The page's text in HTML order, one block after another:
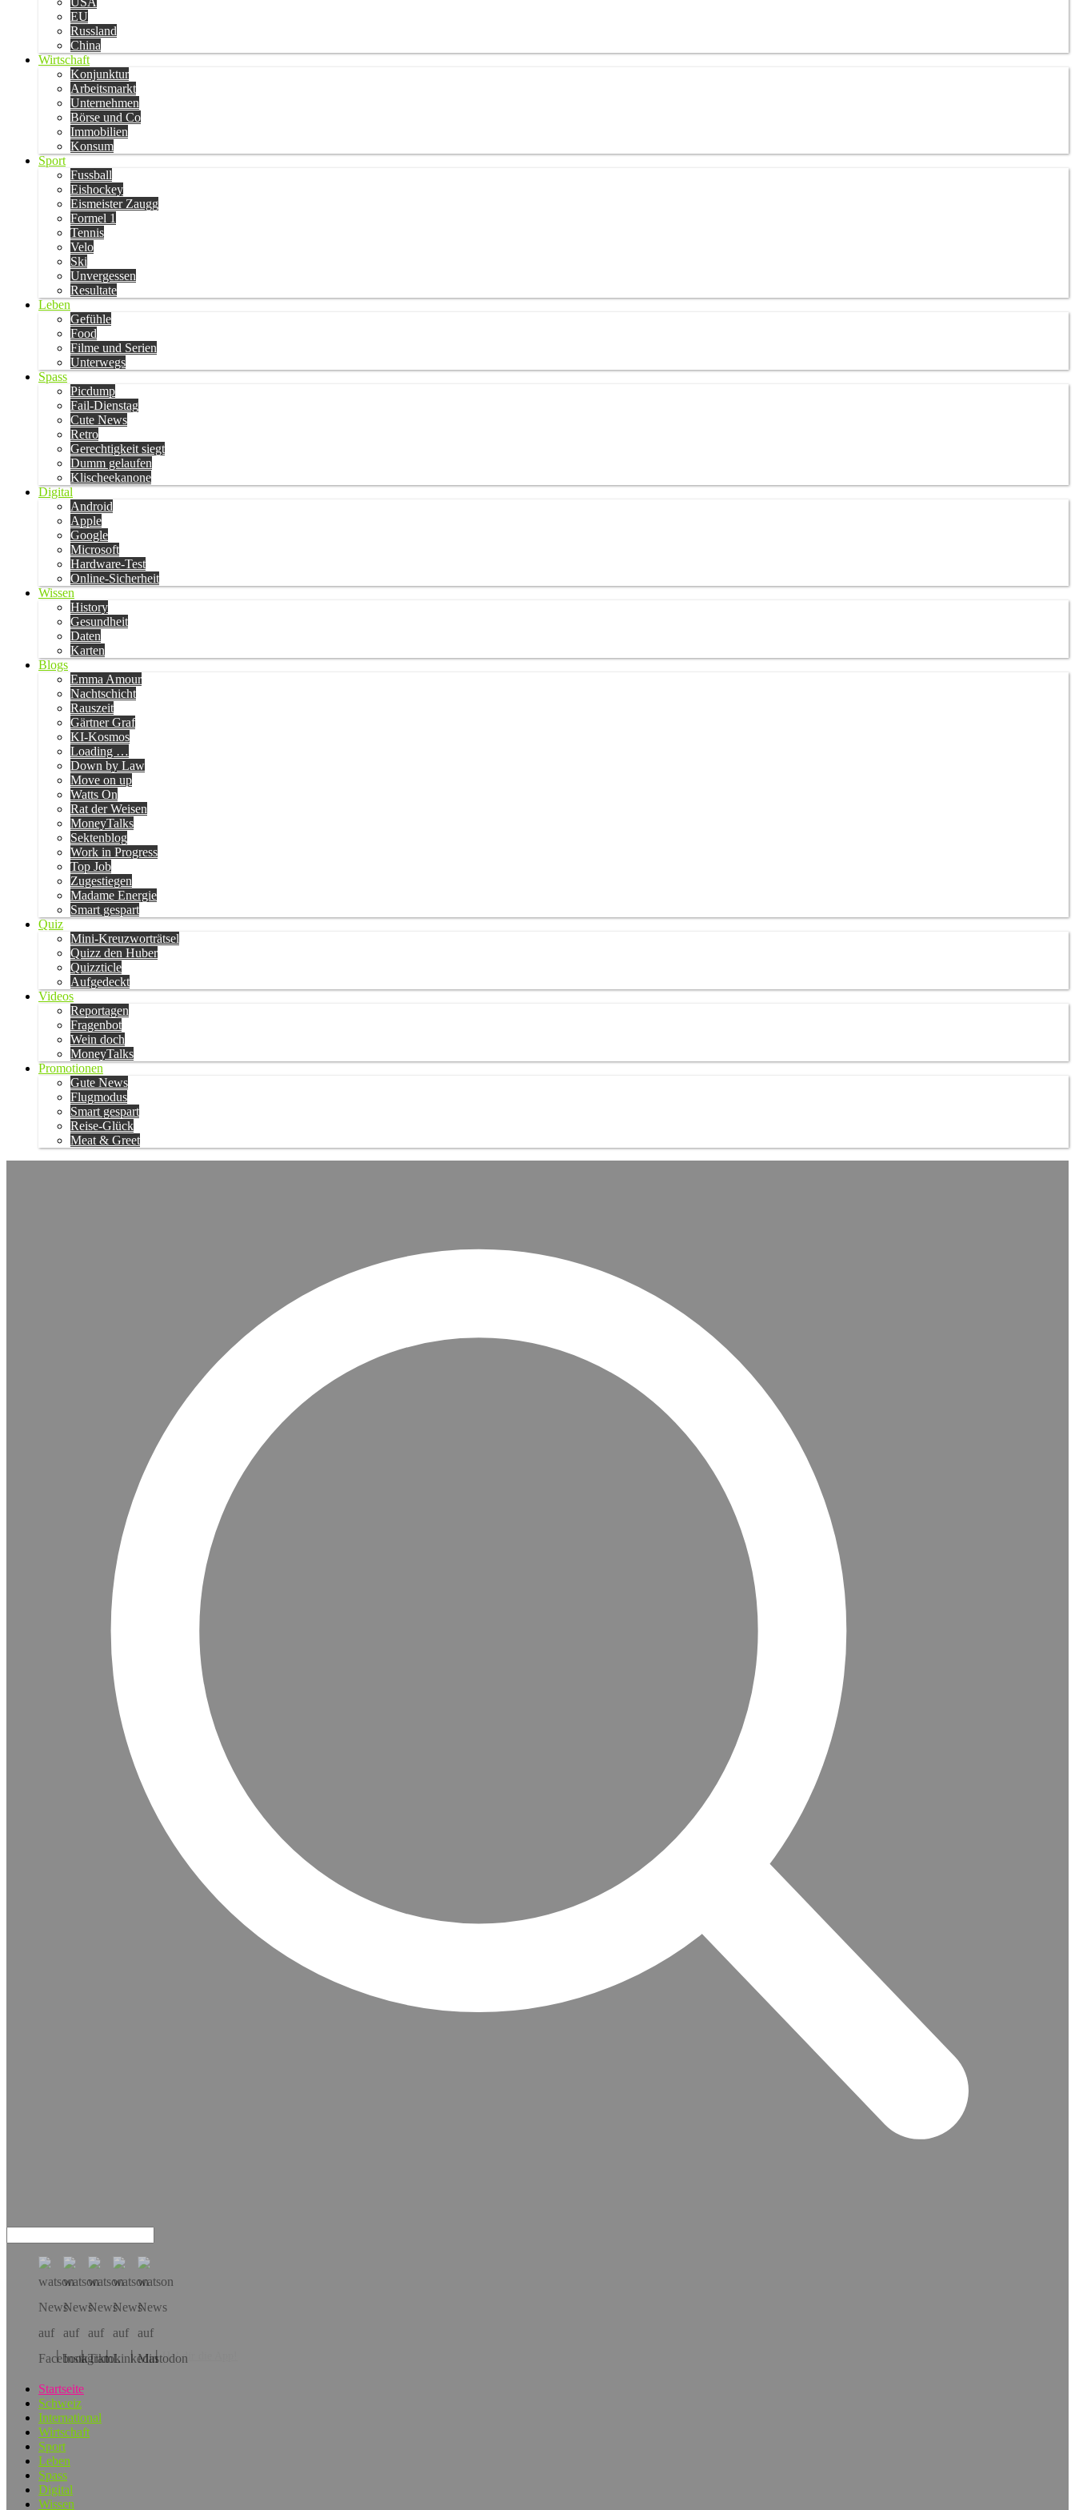
EU
Russland
China
Wirtschaft
Konjunktur
Arbeitsmarkt
Unternehmen
Börse und Co
Immobilien
Konsum
Sport
Fussball
Eishockey
Eismeister Zaugg
Formel 1
Tennis
Velo
Ski
Unvergessen
Resultate
Leben
Gefühle
Food
Filme und Serien
Unterwegs
Spass
Picdump
Fail-Dienstag
Cute News
Retro
Gerechtigkeit siegt
Dumm gelaufen
Klischeekanone
Digital
Android
Apple
Google
Microsoft
Hardware-Test
Online-Sicherheit
Wissen
History
Gesundheit
Daten
Karten
Blogs
Emma Amour
Nachtschicht
Rauszeit
Gärtner Graf
KI-Kosmos
Loading …
Down by Law
Move on up
Watts On
Rat der Weisen
MoneyTalks
Sektenblog
Work in Progress
Top Job
Zugestiegen
Madame Energie
Smart gespart
Quiz
Mini-Kreuzworträtsel
Quizz den Huber
Quizzticle
Aufgedeckt
Videos
Reportagen
Fragenbot
Wein doch
MoneyTalks
Promotionen
Gute News
Flugmodus
Smart gespart
Reise-Glück
Meat & Greet
Hol dir die App!
Startseite
Schweiz
International
Wirtschaft
Sport
Leben
Spass
Digital
Wissen